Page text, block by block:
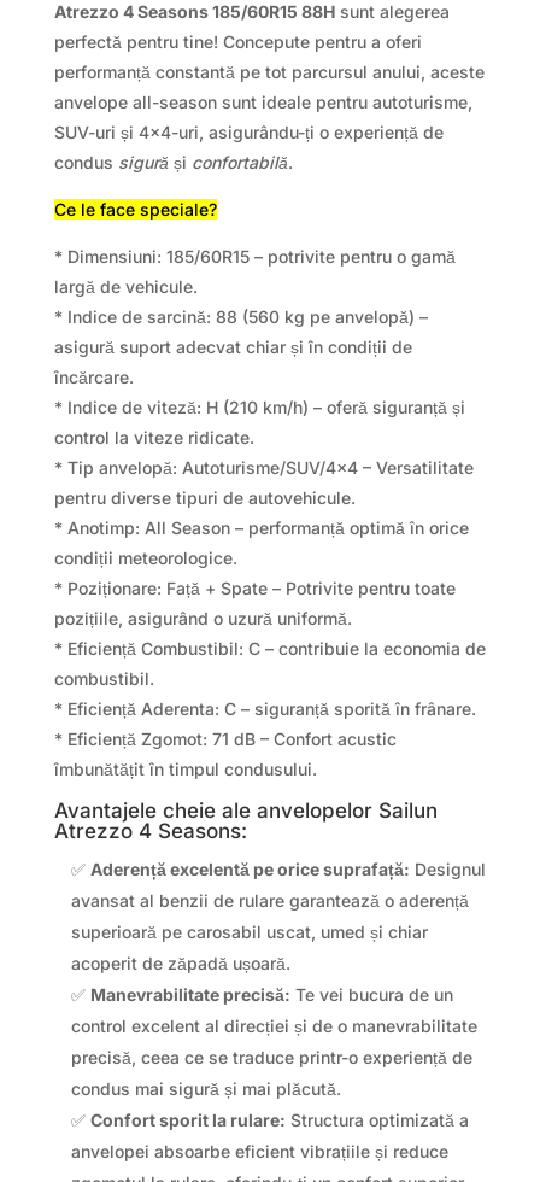
Atrezzo 4 Seasons 185/60R15 88Hsunt alegerea
perfectă pentru tine! Concepute pentru a oferi
performanță constantă pe tot parcursul anului, aceste
anvelope all-season sunt ideale pentru autoturisme,
SUV-uri și 4×4-uri, asigurându-ți o experiență de
condus sigură și confortabilă.
Ce le face speciale?
* Dimensiuni: 185/60R15 – potrivite pentru o gamă
largă de vehicule.
* Indice de sarcină: 88 (560 kg pe anvelopă) –
asigură suport adecvat chiar și în condiții de
încărcare.
* Indice de viteză: H (210 km/h) – oferă siguranță și
control la viteze ridicate.
* Tip anvelopă: Autoturisme/SUV/4×4 – Versatilitate
pentru diverse tipuri de autovehicule.
* Anotimp: All Season – performanță optimă în orice
condiții meteorologice.
* Poziționare: Față + Spate – Potrivite pentru toate
pozițiile, asigurând o uzură uniformă.
* Eficiență Combustibil: C – contribuie la economia de
combustibil.
* Eficiență Aderenta: C – siguranță sporită în frânare.
* Eficiență Zgomot: 71 dB – Confort acustic
îmbunătățit în timpul condusului.
Avantajele cheie ale anvelopelor Sailun
Atrezzo 4 Seasons:
✅ Aderență excelentă pe orice suprafață: Designul
avansat al benzii de rulare garantează o aderență
superioară pe carosabil uscat, umed și chiar
acoperit de zăpadă ușoară.
✅ Manevrabilitate precisă: Te vei bucura de un
control excelent al direcției și de o manevrabilitate
precisă, ceea ce se traduce printr-o experiență de
condus mai sigură și mai plăcută.
✅ Confort sporit la rulare: Structura optimizată a
anvelopei absoarbe eficient vibrațiile și reduce